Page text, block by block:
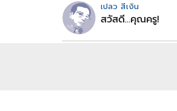
เปลว สีเงิน
สวัสดี...คุณครู!